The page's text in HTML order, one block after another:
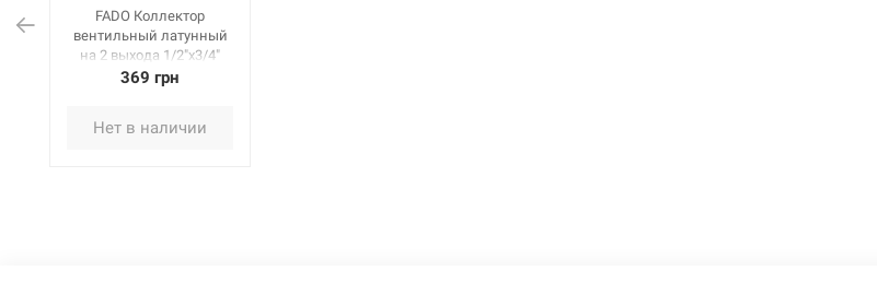
FADO Коллектор
вентильный латунный
на 2 выхода 1/2"x3/4"
(KVR02)
369 грн
Нет в наличии